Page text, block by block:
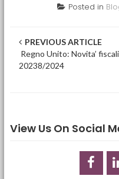
Posted in
Post
PREVIOUS ARTICLE
Regno Unito: Novita’ fiscali
20238/2024
View Us On Social